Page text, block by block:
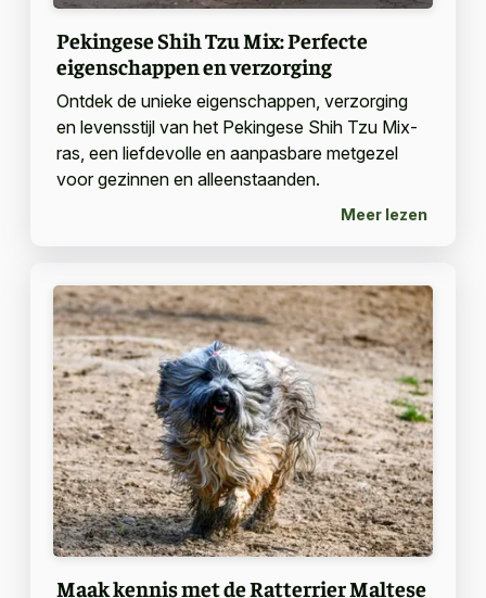
Pekingese Shih Tzu Mix: Perfecte
eigenschappen en verzorging
Ontdek de unieke eigenschappen, verzorging
en levensstijl van het Pekingese Shih Tzu Mix-
ras, een liefdevolle en aanpasbare metgezel
voor gezinnen en alleenstaanden.
Meer lezen
Maak kennis met de Ratterrier Maltese